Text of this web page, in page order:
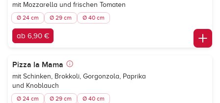
mit Mozzarella und frischen Tomaten
Ø 24 cm Ø 29 cm Ø 40 cm
ab 6,90 €
Pizza la Mama
mit Schinken, Brokkoli, Gorgonzola, Paprika
und Knoblauch
Ø 24 cm Ø 29 cm Ø 40 cm